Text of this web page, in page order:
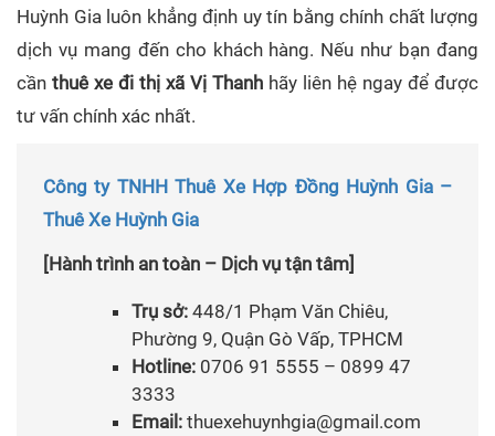
Huỳnh Gia luôn khẳng định uy tín bằng chính chất lượng
dịch vụ mang đến cho khách hàng. Nếu như bạn đang
cần thuê xe đi thị xã Vị Thanh hãy liên hệ ngay để được
tư vấn chính xác nhất.
Công ty TNHH Thuê Xe Hợp Đồng Huỳnh Gia –
Thuê Xe Huỳnh Gia
[Hành trình an toàn – Dịch vụ tận tâm]
Trụ sở: 448/1 Phạm Văn Chiêu,
Phường 9, Quận Gò Vấp, TPHCM
Hotline: 0706 91 5555 – 0899 47
3333
Email: thuexehuynhgia@gmail.com